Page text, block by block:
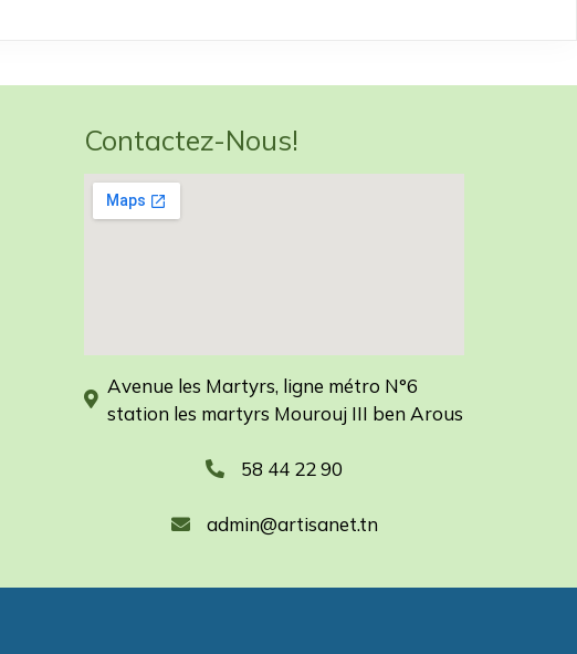
Contactez-Nous!
Avenue les Martyrs, ligne métro N°6
station les martyrs Mourouj III ben Arous
58 44 22 90
admin@artisanet.tn